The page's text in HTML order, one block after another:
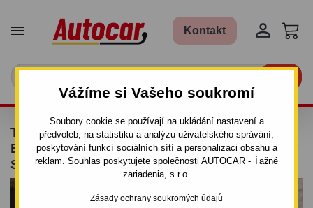
Vážíme si Vašeho soukromí
Soubory cookie se používají na ukládání nastavení a
předvoleb, na statistiku a analýzu uživatelského správání,
poskytování funkcí sociálních sítí a personalizaci obsahu a
reklam. Souhlas poskytujete společnosti AUTOCAR - Ťažné
zariadenia, s.r.o.
Zásady ochrany soukromých údajů
 Kontakt 
TAŽNÉ ZAŘÍZENÍ PRO TOYOTA COROLLA -
E15 - 4 DV. - ODNÍMATELNÝ BAJONETOVÝ
SYSTÉM